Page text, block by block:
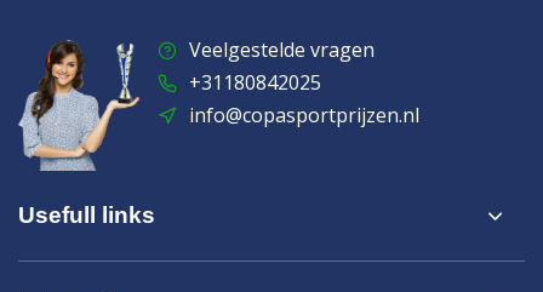
Veelgestelde vragen
+31180842025
info@copasportprijzen.nl
Usefull links